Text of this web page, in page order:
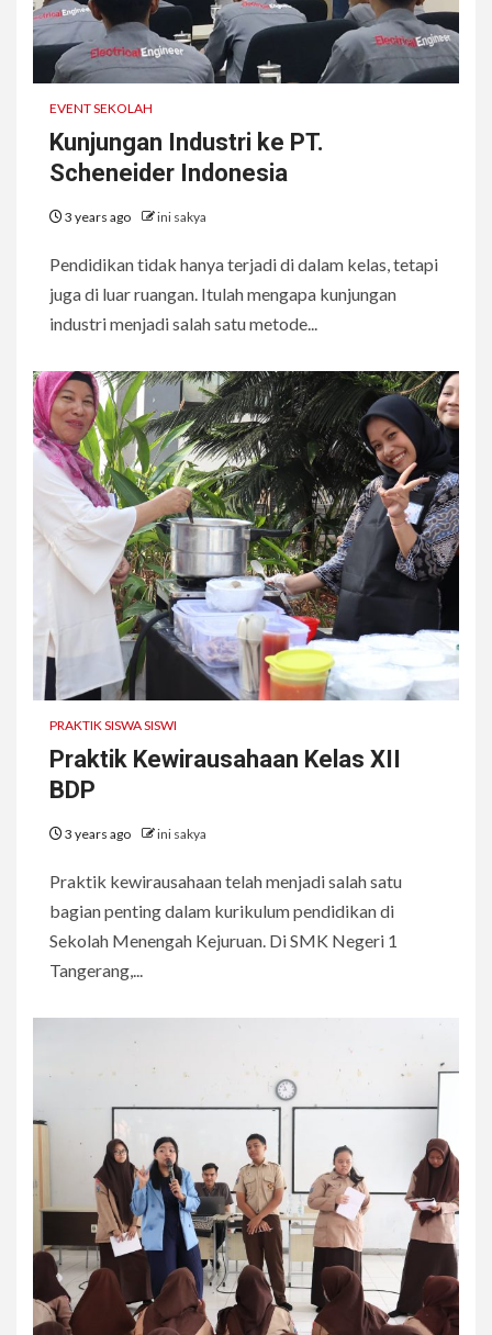
EVENT SEKOLAH
Kunjungan Industri ke PT.
Scheneider Indonesia
3 years ago ini sakya
Pendidikan tidak hanya terjadi di dalam kelas, tetapi
juga di luar ruangan. Itulah mengapa kunjungan
industri menjadi salah satu metode...
PRAKTIK SISWA SISWI
Praktik Kewirausahaan Kelas XII
BDP
3 years ago ini sakya
Praktik kewirausahaan telah menjadi salah satu
bagian penting dalam kurikulum pendidikan di
Sekolah Menengah Kejuruan. Di SMK Negeri 1
Tangerang,...